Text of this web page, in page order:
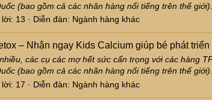
(bao gồm cả các nhãn hàng nổi tiếng trên thế
lời: 13 Diễn đàn: Ngành hàng khác
– Nhận ngay Kids Calcium giúp bé phát
các cụ các mợ hết sức cẩn trọng với các hàng
(bao gồm cả các nhãn hàng nổi tiếng trên thế
lời: 17 Diễn đàn: Ngành hàng khác